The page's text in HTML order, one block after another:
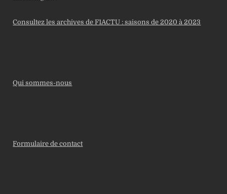
Consultez les archives de F1ACTU : saisons de 2020 à 2023
Qui sommes-nous
Formulaire de contact